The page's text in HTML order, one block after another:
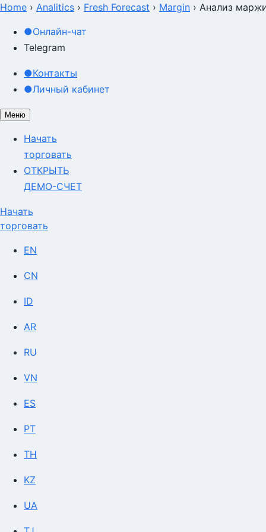
Home › Analitics › Fresh Forecast › Margin › Анализ
●Онлайн-чат
Telegram
●Контакты
●Личный кабинет
Меню
Начать
торговать
ОТКРЫТЬ
ДЕМО-СЧЕТ
Начать
торговать
EN
CN
ID
AR
RU
VN
ES
PT
TH
KZ
UA